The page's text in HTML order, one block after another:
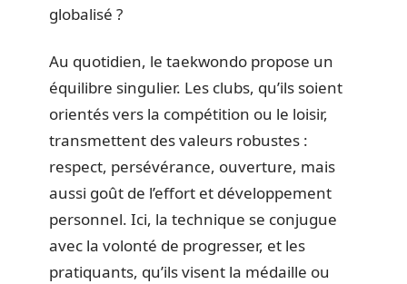
globalisé ?
Au quotidien, le taekwondo propose un
équilibre singulier. Les clubs, qu’ils soient
orientés vers la compétition ou le loisir,
transmettent des valeurs robustes :
respect, persévérance, ouverture, mais
aussi goût de l’effort et développement
personnel. Ici, la technique se conjugue
avec la volonté de progresser, et les
pratiquants, qu’ils visent la médaille ou